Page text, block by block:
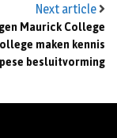
Next article
Maurick College
maken kennis
besluitvorming